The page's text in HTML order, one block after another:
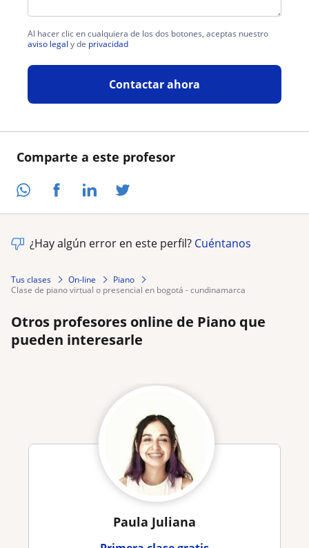
Comparte a este profesor
Al hacer clic en cualquiera de los dos botones, aceptas nuestro
aviso legal y de privacidad
Contactar ahora
¿Hay algún error en este perfil? Cuéntanos
Tus clases On-line
Piano
clase de piano virtual o presencial en bogotá - cundinamarca
Otros profesores online de Piano que
pueden interesarle
Paula Juliana